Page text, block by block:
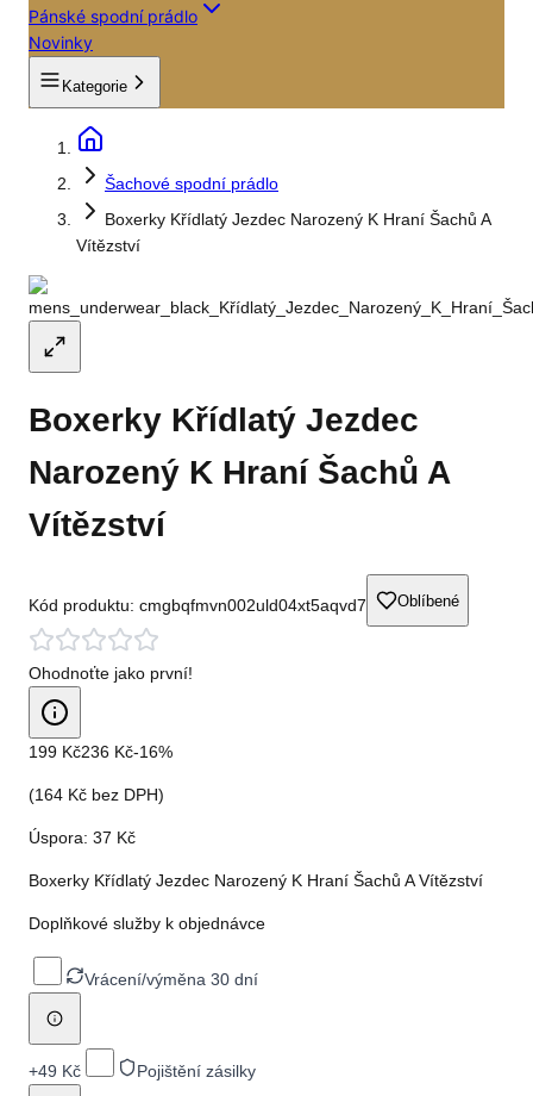
Pánské spodní prádlo
Novinky
Kategorie
Šachové spodní prádlo
Boxerky Křídlatý Jezdec Narozený K Hraní Šachů A
Vítězství
Boxerky Křídlatý Jezdec
Narozený K Hraní Šachů A
Vítězství
Kód produktu: cmgbqfmvn002uld04xt5aqvd7 Oblíbené
Ohodnoťte jako první!
199 Kč236 Kč-16%
(164 Kč bez DPH)
Úspora: 37 Kč
Boxerky Křídlatý Jezdec Narozený K Hraní Šachů A Vítězství
Doplňkové služby k objednávce
Vrácení/výměna 30 dní
+49 Kč Pojištění zásilky